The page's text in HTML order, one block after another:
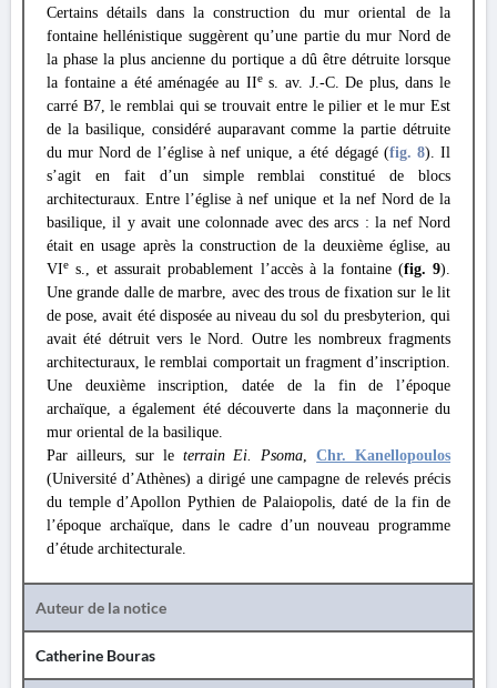
Certains détails dans la construction du mur oriental de la
fontaine hellénistique suggèrent qu’une partie du mur Nord de
la phase la plus ancienne du portique a dû être détruite lorsque
la fontaine a été aménagée au IIes. av. J.-C. De plus, dans le
carré B7, le remblai qui se trouvait entre le pilier et le mur Est
de la basilique, considéré auparavant comme la partie détruite
du mur Nord de l’église à nef unique, a été dégagé (fig. 8). Il
s’agit en fait d’un simple remblai constitué de blocs
architecturaux. Entre l’église à nef unique et la nef Nord de la
basilique, il y avait une colonnade avec des arcs : la nef Nord
était en usage après la construction de la deuxième église, au
VIe s., et assurait probablement l’accès à la fontaine (fig. 9).
Une grande dalle de marbre, avec des trous de fixation sur le lit
de pose, avait été disposée au niveau du sol du presbyterion, qui
avait été détruit vers le Nord. Outre les nombreux fragments
architecturaux, le remblai comportait un fragment d’inscription.
Une deuxième inscription, datée de la fin de l’époque
archaïque, a également été découverte dans la maçonnerie du
mur oriental de la basilique.
Par ailleurs, sur le terrain Ei. Psoma,Chr. Kanellopoulos
(Université d’Athènes) a dirigé une campagne de relevés précis
du temple d’Apollon Pythien de Palaiopolis, daté de la fin de
l’époque archaïque, dans le cadre d’un nouveau programme
d’étude architecturale.
Auteur de la notice
Catherine Bouras